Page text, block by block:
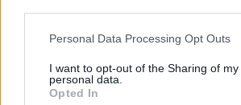
Personal Data Processing Opt Outs
I want to opt-out of the Sharing of my
personal data.
Opted In
cofondatore del movimento. Lo schermo
video-appello del 2013 per la scelta veg e
ne racconta l’esperienza di “amante degli
dall’infanzia